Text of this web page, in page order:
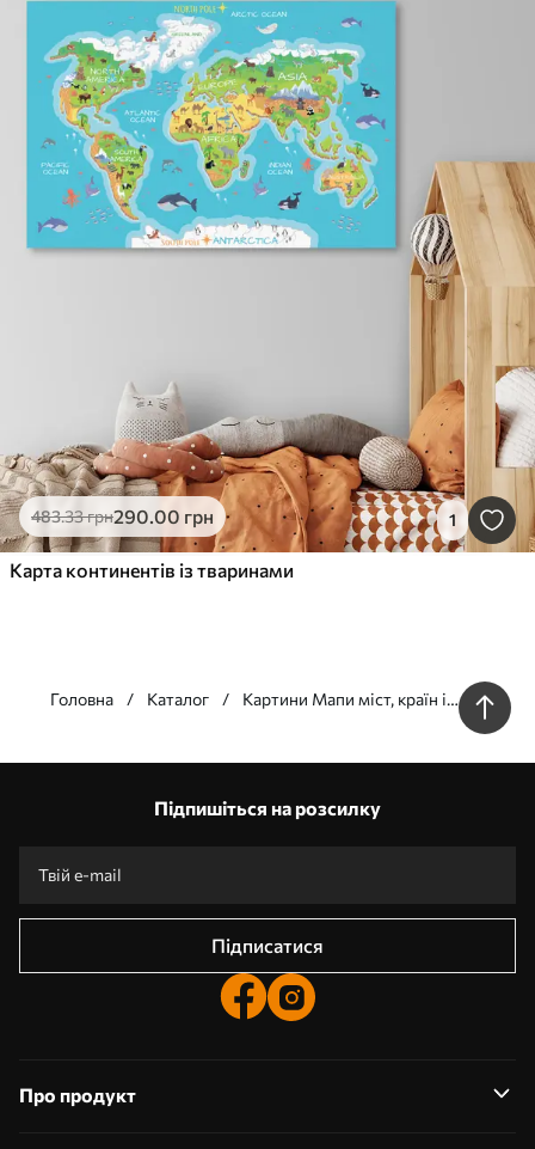
483.33грн290.00 грн 1
Карта континентів із тваринами
Головна Каталог
Картини Мапи міст, країн і
Виготовлення за індивідуальними розмірами
Промокоди зі знижками до замовлення!
Підпишіться на розсилку
Підписатися
Про продукт